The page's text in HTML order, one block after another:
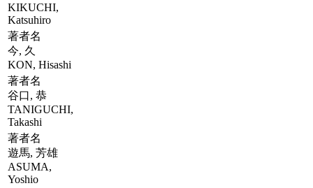
KIKUCHI,
Katsuhiro
著者名
今, 久
KON, Hisashi
著者名
谷口, 恭
TANIGUCHI,
Takashi
著者名
遊馬, 芳雄
ASUMA,
Yoshio